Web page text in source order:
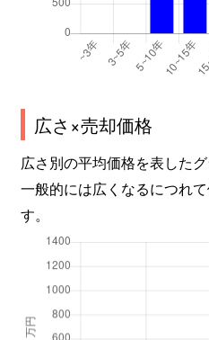
広さ×売却価格
広さ別の平均価格を表したグ
一般的には広くなるにつれ
す。